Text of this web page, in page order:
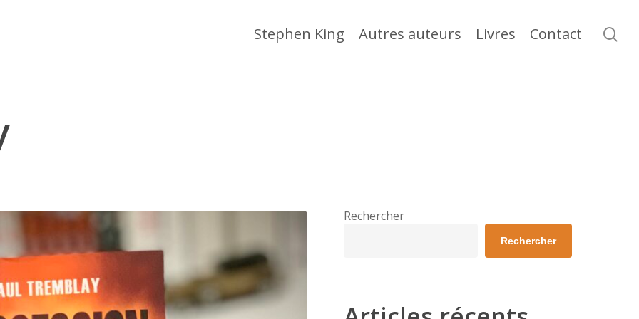
Stephen King Autres auteurs Livres Contact
Rechercher
Rechercher